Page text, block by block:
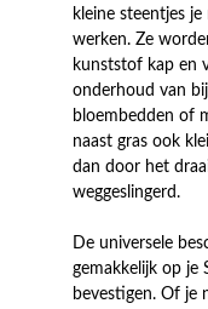
kleine steentjes
werken. Ze
kunststof kap en
onderhoud van
bloembedden of
naast gras ook
dan door het
weggeslingerd.
De universele
gemakkelijk op je
bevestigen. Of je